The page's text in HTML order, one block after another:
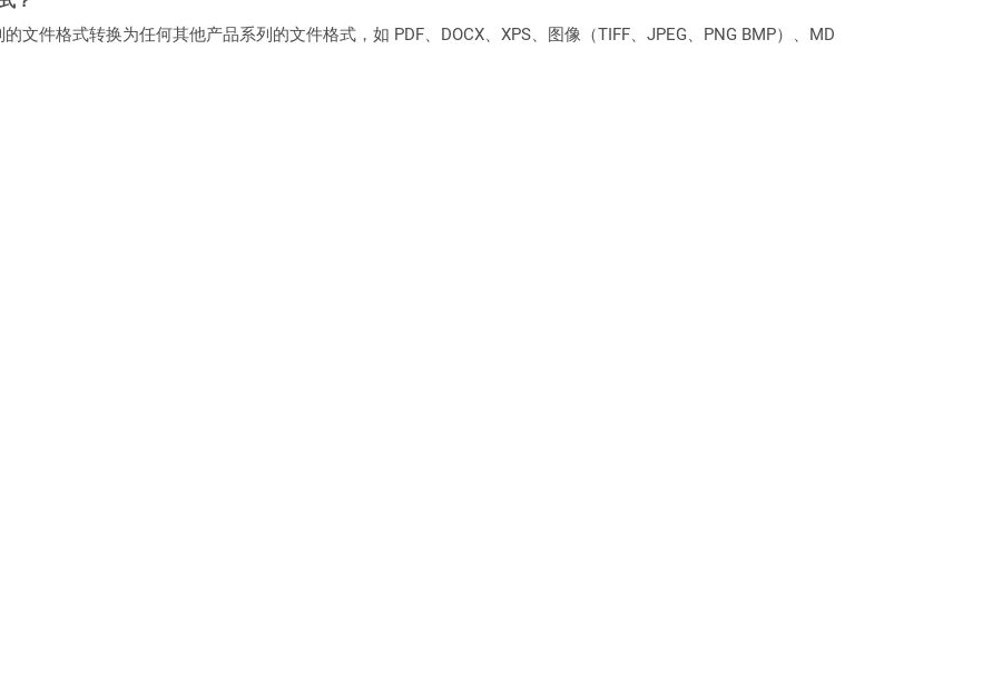
文件格式转换为任何其他产品系列的文件格式，如 PDF、DOCX、XPS、图像（TIFF、JPEG、PNG BMP）、MD